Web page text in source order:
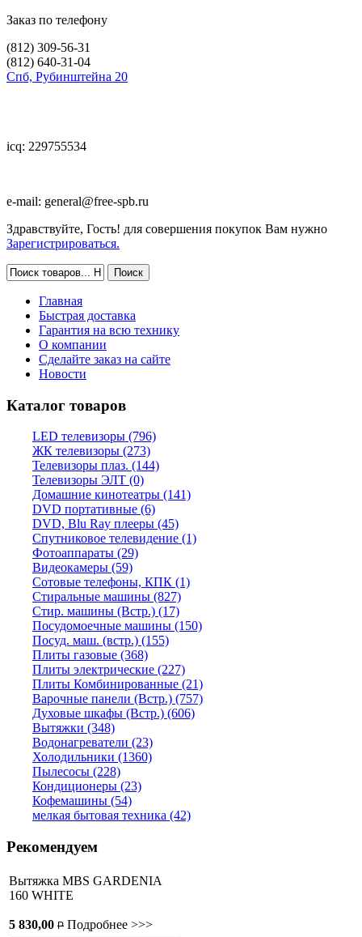
Заказ по телефону
(812) 309-56-31
(812) 640-31-04
Спб, Рубинштейна 20
icq: 229755534
e-mail: general@free-spb.ru
Здравствуйте, Гость! для совершения покупок Вам нужно
Зарегистрироваться.
Главная
Быстрая доставка
Гарантия на всю технику
О компании
Сделайте заказ на сайте
Новости
Каталог товаров
LED телевизоры (796)
ЖК телевизоры (273)
Телевизоры плаз. (144)
Телевизоры ЭЛТ (0)
Домашние кинотеатры (141)
DVD портативные (6)
DVD, Blu Ray плееры (45)
Спутниковое телевидение (1)
Фотоаппараты (29)
Видеокамеры (59)
Сотовые телефоны, КПК (1)
Стиральные машины (827)
Стир. машины (Встр.) (17)
Посудомоечные машины (150)
Посуд. маш. (встр.) (155)
Плиты газовые (368)
Плиты электрические (227)
Плиты Комбинированные (21)
Варочные панели (Встр.) (757)
Духовые шкафы (Встр.) (606)
Вытяжки (348)
Водонагреватели (23)
Холодильники (1360)
Пылесосы (228)
Кондиционеры (23)
Кофемашины (54)
мелкая бытовая техника (42)
Рекомендуем
Вытяжка MBS GARDENIA
160 WHITE
5 830,00 P Подробнее >>>